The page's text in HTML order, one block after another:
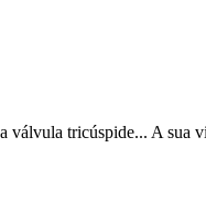
tricúspide... A sua